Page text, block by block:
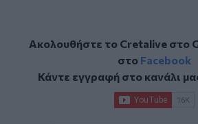
Ακολουθήστε το Cretalive στο
στο Facebook
Κάντε εγγραφή στο κανάλι